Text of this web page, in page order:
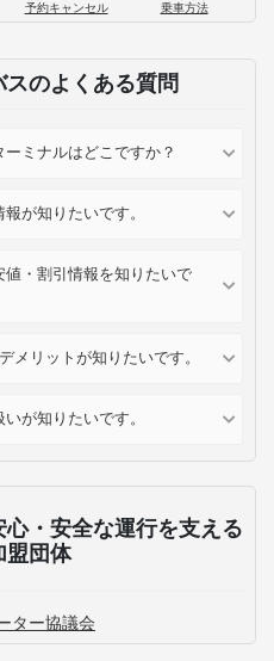
予約キャンセル 乗車方法
のよくある質問
ミナルはどこですか？
が知りたいです。
・割引情報を知りたいで
メリットが知りたいです。
が知りたいです。
・安全な運行を支える
盟団体
ター協議会